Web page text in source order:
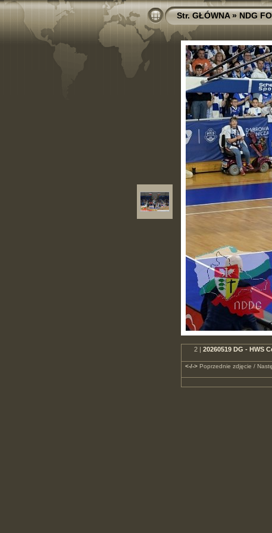
Str. GŁÓWNA»NDG
2 | 20260519 DG - HWS
<-/->Poprzednie zdjęcie /